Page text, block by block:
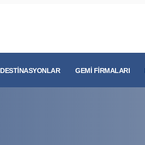
DESTINASYONLAR GEMI FIRMALARI